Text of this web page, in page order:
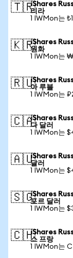
🇹🇷iShares
리라
1 IWMon는
🇰🇷iShares
원화
1 IWMon는
🇷🇺iShares
아 루블
1 IWMon는
🇨🇦iShares
다 달러
1 IWMon는
🇦🇺iShares
달러
1 IWMon는
🇸🇬iShares
포르 달러
1 IWMon는
🇨🇭iShares
스 프랑
1 IWMon는